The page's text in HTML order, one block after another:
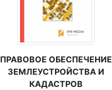
ПРАВОВОЕ ОБЕСПЕЧЕНИЕ
ЗЕМЛЕУСТРОЙСТВА И
КАДАСТРОВ